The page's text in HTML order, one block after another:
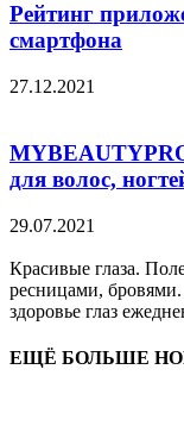
Рейтинг
смартфона
27.12.2021
для волос,
29.07.2021
Красивые глаза.
ресницами,
здоровье глаз
ЕЩЁ БОЛЬШЕ